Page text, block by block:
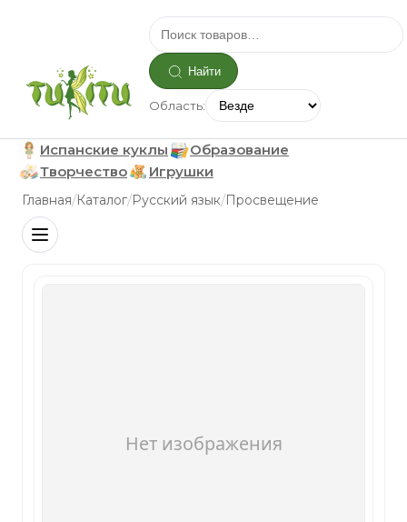
Найти
Область:
Испанские куклы
Образование
Творчество
Игрушки
Главная/Каталог/Русский язык/Просвещение